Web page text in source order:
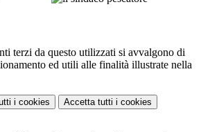
terzi da questo utilizzati si avvalgono di
ed utili alle finalità illustrate nella
i cookies Accetta tutti i cookies